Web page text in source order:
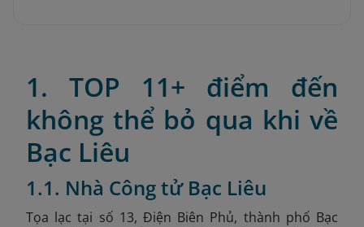
1. TOP 11+ điểm đến
không thể bỏ qua khi về
Bạc Liêu
1.1. Nhà Công tử Bạc Liêu
Tọa lạc tại số 13, Điện Biên Phủ, thành phố Bạc